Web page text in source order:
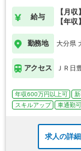
給与
【月
【年
勤務地 大分県
アクセス ＪＲ日
年収600万円以上可
スキルアップ
車通勤可
求人の詳